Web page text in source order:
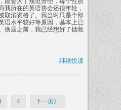
我所在的英语协会还很年轻，
取消资格了。我当时只是个部
语水平较好等原因，基本上已
换届之前，我已经想好了拯救
继续悦读
4
下一页》